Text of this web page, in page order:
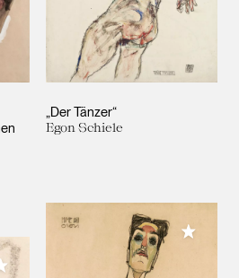
„Der Tänzer“
Egon Schiele
Meiner Sammlung hinzufügen
Meiner